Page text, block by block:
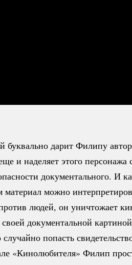
буквально дарит Филипу
и наделяет этого персонажа
документального. И
можно
людей, он уничтожает
документальной
попасть
«Кинолюбителя» Филип